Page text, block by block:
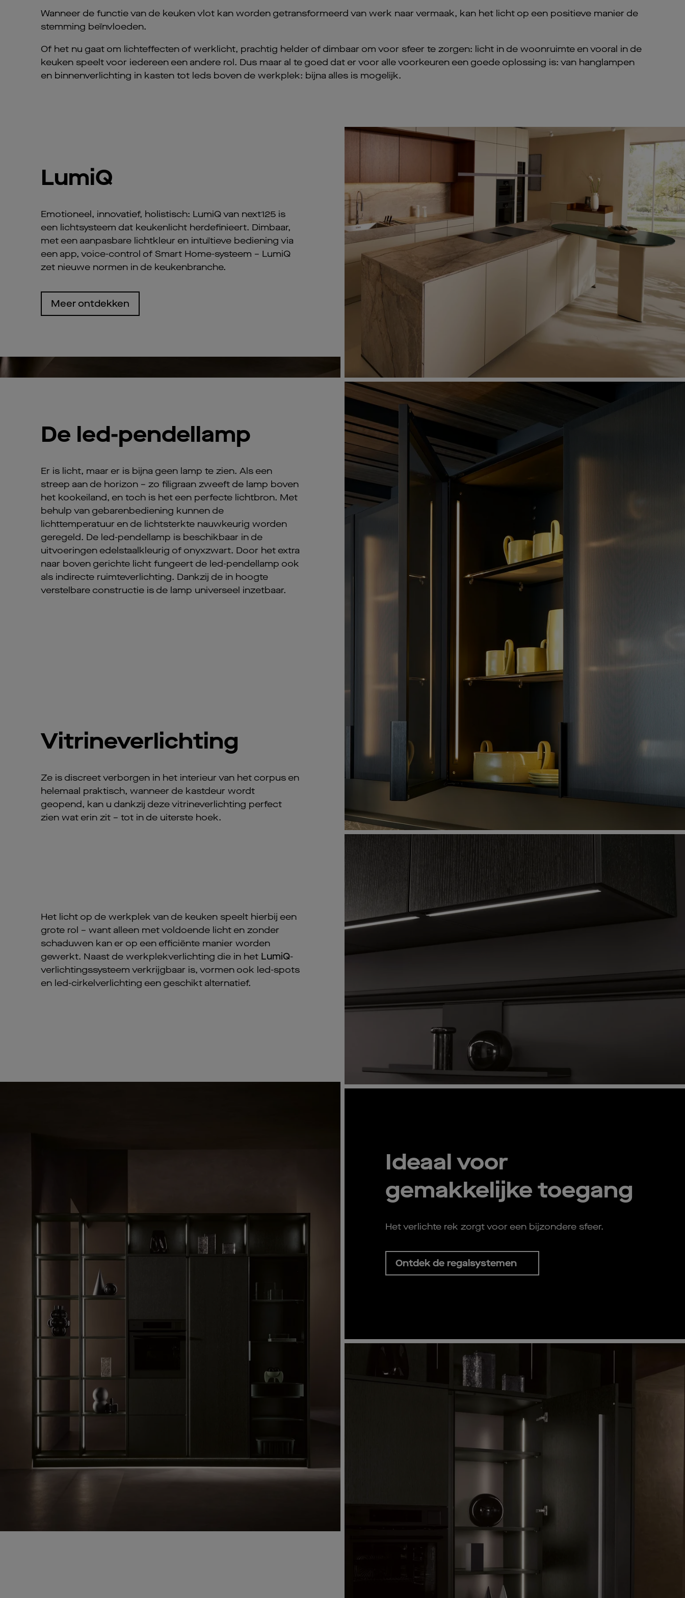
Wanneer de functie van de keuken vlot kan worden getransformeerd van werk naar vermaak, kan het licht op een positieve manier de
stemming beïnvloeden.
Of het nu gaat om lichteffecten of werklicht, prachtig helder of dimbaar om voor sfeer te zorgen: licht in de woonruimte en vooral in de
keuken speelt voor iedereen een andere rol. Dus maar al te goed dat er voor alle voorkeuren een goede oplossing is: van hanglampen
en binnenverlichting in kasten tot leds boven de werkplek: bijna alles is mogelijk.
LumiQ
Emotioneel, innovatief, holistisch: LumiQ van next125 is
een lichtsysteem dat keukenlicht herdefinieert. Dimbaar,
met een aanpasbare lichtkleur en intuïtieve bediening via
een app, voice-control of Smart Home-systeem – LumiQ
zet nieuwe normen in de keukenbranche.
Meer ontdekken
De led-pendellamp
Er is licht, maar er is bijna geen lamp te zien. Als een
streep aan de horizon – zo filigraan zweeft de lamp boven
het kookeiland, en toch is het een perfecte lichtbron. Met
behulp van gebarenbediening kunnen de
lichttemperatuur en de lichtsterkte nauwkeurig worden
geregeld. De led-pendellamp is beschikbaar in de
uitvoeringen edelstaalkleurig of onyxzwart. Door het extra
naar boven gerichte licht fungeert de led-pendellamp ook
als indirecte ruimteverlichting. Dankzij de in hoogte
verstelbare constructie is de lamp universeel inzetbaar.
Vitrineverlichting
Ze is discreet verborgen in het interieur van het corpus en
helemaal praktisch, wanneer de kastdeur wordt
geopend, kan u dankzij deze vitrineverlichting perfect
zien wat erin zit – tot in de uiterste hoek.
Het licht op de werkplek van de keuken speelt hierbij een
grote rol – want alleen met voldoende licht en zonder
schaduwen kan er op een efficiënte manier worden
gewerkt. Naast de werkplekverlichting die in het LumiQ-
verlichtingssysteem verkrijgbaar is, vormen ook led-spots
en led-cirkelverlichting een geschikt alternatief.
Ideaal voor
gemakkelijke toegang
Het verlichte rek zorgt voor een bijzondere sfeer.
Ontdek de regalsystemen